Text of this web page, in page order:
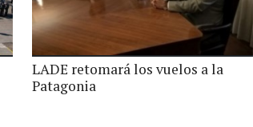
LADE retomará los vuelos a la
Patagonia